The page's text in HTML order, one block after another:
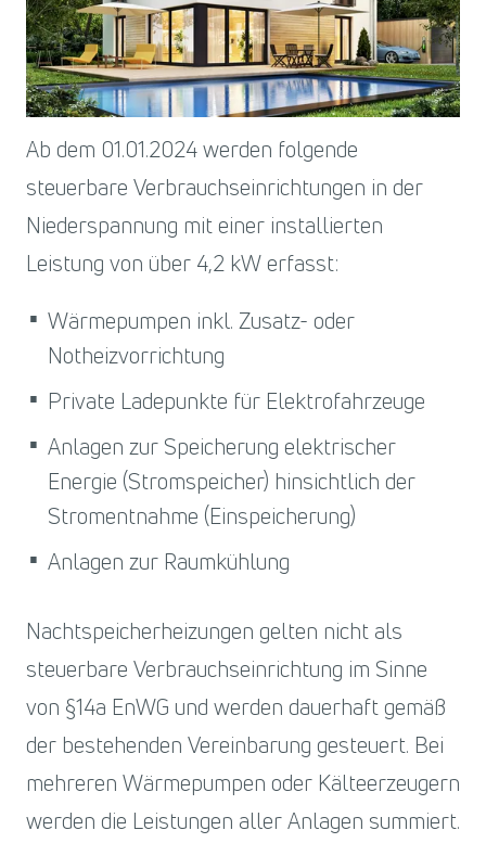
Ab dem 01.01.2024 werden folgende
steuerbare Verbrauchseinrichtungen in der
Niederspannung mit einer installierten
Leistung von über 4,2 kW erfasst:
Wärmepumpen inkl. Zusatz- oder
Notheizvorrichtung
Private Ladepunkte für Elektrofahrzeuge
Anlagen zur Speicherung elektrischer
Energie (Stromspeicher) hinsichtlich der
Stromentnahme (Einspeicherung)
Anlagen zur Raumkühlung
Nachtspeicherheizungen gelten nicht als
steuerbare Verbrauchseinrichtung im Sinne
von §14a EnWG und werden dauerhaft gemäß
der bestehenden Vereinbarung gesteuert. Bei
mehreren Wärmepumpen oder Kälteerzeugern
werden die Leistungen aller Anlagen summiert.